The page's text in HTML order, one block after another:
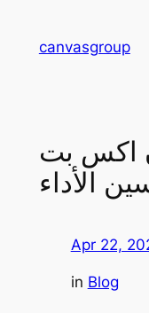
canvasgroup
اكس بت
الأداء
Apr 22,
in Blog